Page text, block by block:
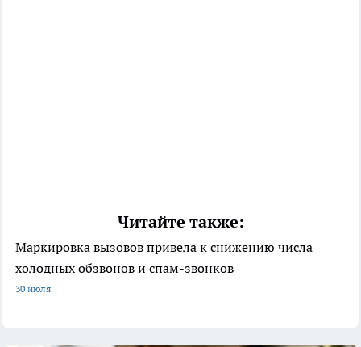
Читайте также:
Маркировка вызовов привела к снижению числа
холодных обзвонов и спам-звонков
30 июля